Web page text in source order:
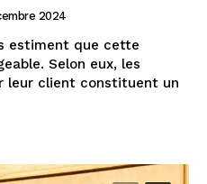
2024
estiment que cette
Selon eux, les
leur client constituent un